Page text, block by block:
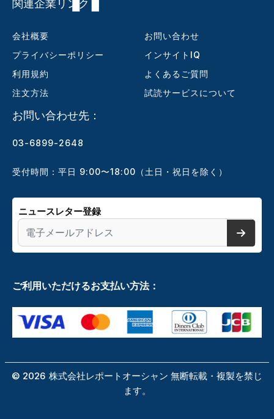
関連企業リンク
会社概要
プライバシーポリシー
利用規約
注文方法
お問い合わせ
インサイトIQ
よくあるご質問
試読サービスについて
お問い合わせ先：
03-6899-2648
受付時間：平日 9:00〜18:00（土日・祝日を除く）
ニュースレター登録
ご利用いただけるお支払い方法：
© 2026 株式会社レポートオーシャン 無断転載・複製を禁じ
ます。